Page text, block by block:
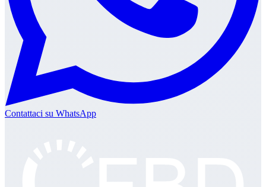
Contattaci su WhatsApp